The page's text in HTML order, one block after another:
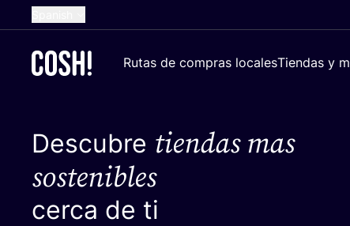
Dutch
German
Rutas de compras localesTiendas y
Descubre tiendas mas
sostenibles
cerca de ti